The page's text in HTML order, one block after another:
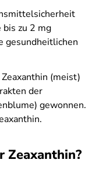
zu 2 mg
gesundheitlichen
(meist)
der
gewonnen.
Zeaxanthin?